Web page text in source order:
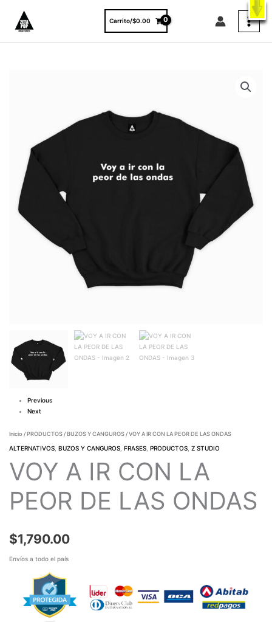
X
VER PRODUCTOS
contenido
Carrito/$0.00
Previous
Next
Inicio / PRODUCTOS/ BUZOS Y CANGUROS/ VOY A IR CON LA PEOR DE LAS ONDAS
ALTERNATIVOS ,BUZOS Y CANGUROS ,FRASES ,PRODUCTOS ,Z STUDIO
VOY A IR CON LA
PEOR DE LAS ONDAS
$1,790.00
Envíos a todo el país
ONDAS
cantidad